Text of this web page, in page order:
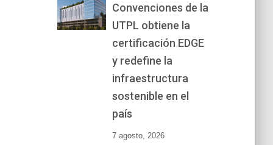
Convenciones de la
UTPL obtiene la
certificación EDGE
y redefine la
infraestructura
sostenible en el
país
7 agosto, 2026